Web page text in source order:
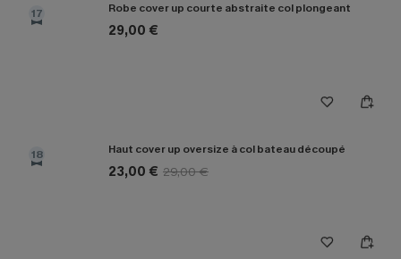
17 Robe cover up courte abstraite col plongeant
29,00 €
18 Haut cover up oversize à col bateau découpé
23,00 € 29,00 €